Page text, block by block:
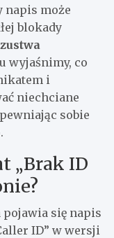
napis może
blokady
wyjaśnimy, co
i
niechciane
sobie
„Brak ID
pojawia się napis
ID” w wersji